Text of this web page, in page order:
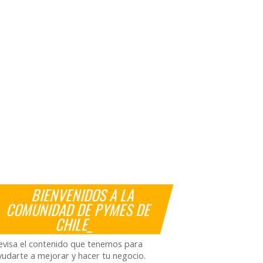
BIENVENIDOS A LA
COMUNIDAD DE PYMES DE
CHILE_
el contenido que tenemos para
a mejorar y hacer tu negocio.